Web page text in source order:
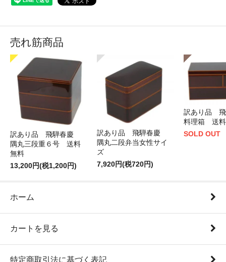
売れ筋商品
訳あり品 飛騨春慶
隅丸三段重６号 送料
無料
13,200円(税1,200円)
訳あり品 飛騨春慶
隅丸二段弁当女性サイ
ズ
7,920円(税720円)
訳あり品
料理箱 送料
SOLD OUT
ホーム
カートを見る
特定商取引法に基づく表記